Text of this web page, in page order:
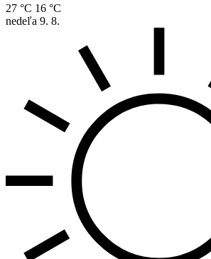
27 °C 16 °C
nedeľa 9. 8.